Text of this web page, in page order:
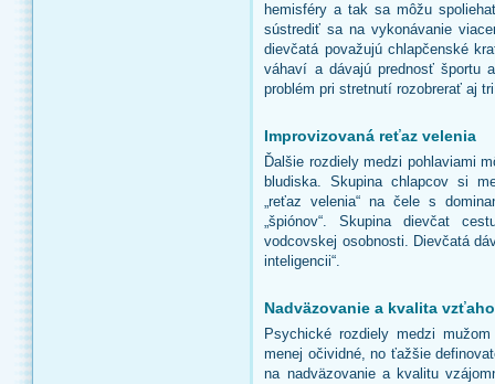
hemisféry a tak sa môžu
sústrediť sa na vykonávanie
dievčatá považujú chlapčenské
váhaví a dávajú prednosť športu
problém pri stretnutí rozobrerať aj
Improvizovaná reťaz velenia
Ďalšie rozdiely medzi pohlaviami
bludiska. Skupina chlapcov si
„reťaz velenia“ na čele s
„špiónov“. Skupina dievčat
vodcovskej osobnosti. Dievčatá
inteligencii“.
Nadväzovanie a kvalita
Psychické rozdiely medzi
menej očividné, no ťažšie
na nadväzovanie a kvalitu